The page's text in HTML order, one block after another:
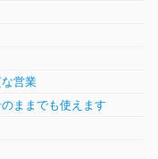
営業
ままでも使えます